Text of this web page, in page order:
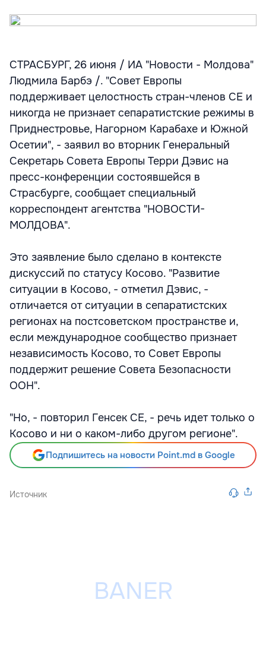
СТРАСБУРГ, 26 июня / ИА "Новости - Молдова"
Людмила Барбэ /. "Совет Европы
поддерживает целостность стран-членов СЕ и
никогда не признает сепаратистские режимы в
Приднестровье, Нагорном Карабахе и Южной
Осетии", - заявил во вторник Генеральный
Секретарь Совета Европы Терри Дэвис на
пресс-конференции состоявшейся в
Страсбурге, сообщает специальный
корреспондент агентства "НОВОСТИ-
МОЛДОВА".
Это заявление было сделано в контексте
дискуссий по статусу Косово. "Развитие
ситуации в Косово, - отметил Дэвис, -
отличается от ситуации в сепаратистских
регионах на постсоветском пространстве и,
если международное сообщество признает
независимость Косово, то Совет Европы
поддержит решение Совета Безопасности
ООН".
"Но, - повторил Генсек СЕ, - речь идет только о
Косово и ни о каком-либо другом регионе".
Подпишитесь на новости Point.md в Google
Источник